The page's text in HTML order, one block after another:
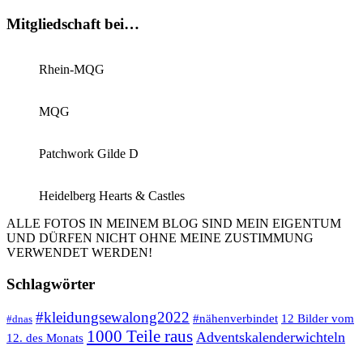
Mitgliedschaft bei…
Rhein-MQG
MQG
Patchwork Gilde D
Heidelberg Hearts & Castles
ALLE FOTOS IN MEINEM BLOG SIND MEIN EIGENTUM
UND DÜRFEN NICHT OHNE MEINE ZUSTIMMUNG
VERWENDET WERDEN!
Schlagwörter
#dnas #kleidungsewalong2022 #nähenverbindet 12 Bilder vom
12. des Monats 1000 Teile raus Adventskalenderwichteln